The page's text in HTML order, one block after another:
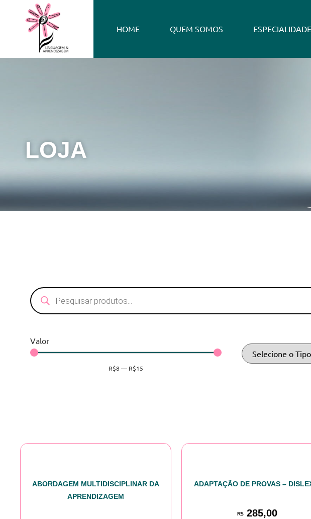
HOME QUEM SOMOS
LOJA
Valor
R$8 — R$15
ABORDAGEM MULTIDISCIPLINAR DA
APRENDIZAGEM
ADAPTAÇÃO DE PROVAS –
R$285,00